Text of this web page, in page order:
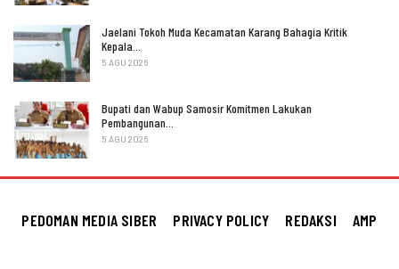
Jaelani Tokoh Muda Kecamatan Karang Bahagia Kritik
Kepala…
5 AGU 2026
Bupati dan Wabup Samosir Komitmen Lakukan
Pembangunan…
5 AGU 2026
PEDOMAN MEDIA SIBER PRIVACY POLICY REDAKSI AMP